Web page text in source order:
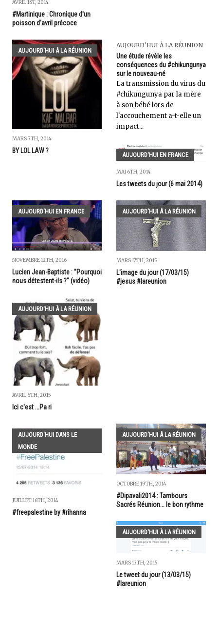
AVRIL 1ST, 2014
#Martinique : Chronique d'un
poisson d'avril précoce
AUJOURD'HUI À LA RÉUNION
MARS 7TH, 2014
BY LOL LAW ?
AUJOURD'HUI À LA RÉUNION
Une étude révèle les
conséquences du #chikungunya
sur le nouveau-né
La transmission du virus du
#chikungunya par la mère
à son bébé lors de
l'accouchement a-t-elle un
impact...
AUJOURD'HUI EN FRANCE
MAI 6TH, 2014
Les tweets du jour (6 mai 2014)
AUJOURD'HUI EN FRANCE
NOVEMBRE 12TH, 2016
Lucien Jean-Baptiste : "Pourquoi
nous détestent-ils ?" (vidéo)
AUJOURD'HUI À LA RÉUNION
MARS 17TH, 2015
L'image du jour (17/03/15)
#jesus #lareunion
AUJOURD'HUI À LA RÉUNION
AVRIL 6TH, 2015
Ici c'est ...Pa ri
AUJOURD'HUI DANS LE
MONDE
JUILLET 16TH, 2014
#freepalestine by #rihanna
AUJOURD'HUI À LA RÉUNION
OCTOBRE 19TH, 2014
#Dipavali2014 : Tambours
Sacrés Réunion... le bon rythme
AUJOURD'HUI À LA RÉUNION
MARS 13TH, 2015
Le tweet du jour (13/03/15)
#lareunion